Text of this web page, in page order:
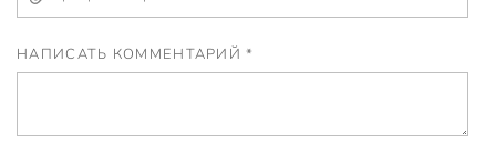
НАПИСАТЬ КОММЕНТАРИЙ *